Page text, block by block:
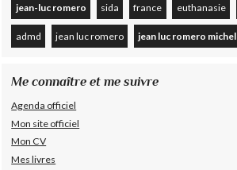
jean-luc romero sida france euthanasie
admd jean luc romero jean luc romero michel
Me connaître et me suivre
Agenda officiel
Mon site officiel
Mon CV
Mes livres